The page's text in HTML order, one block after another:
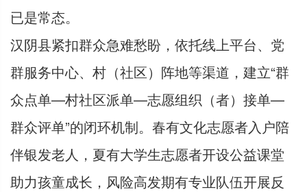
已是常态。
汉阴县紧扣群众急难愁盼，依托线上平台、党
群服务中心、村（社区）阵地等渠道，建立“群
众点单—村社区派单—志愿组织（者）接单—
群众评单”的闭环机制。春有文化志愿者入户陪
伴银发老人，夏有大学生志愿者开设公益课堂
助力孩童成长，风险高发期有专业队伍开展反